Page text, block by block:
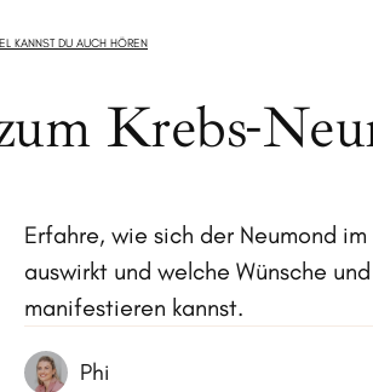
KANNST DU AUCH HÖREN
Krebs-
Erfahre, wie sich der Neumond
auswirkt und welche Wünsche
manifestieren kannst.
Phi